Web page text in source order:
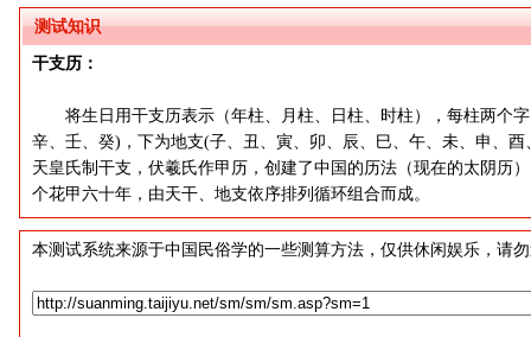
测试知识
干支历：
将生日用干支历表示（年柱、月柱、日柱、时柱），每柱两个字
辛、壬、癸)，下为地支(子、丑、寅、卯、辰、巳、午、未、申、
天皇氏制干支，伏羲氏作甲历，创建了中国的历法（现在的太阴历
个花甲六十年，由天干、地支依序排列循环组合而成。
本测试系统来源于中国民俗学的一些测算方法，仅供休闲娱乐，请